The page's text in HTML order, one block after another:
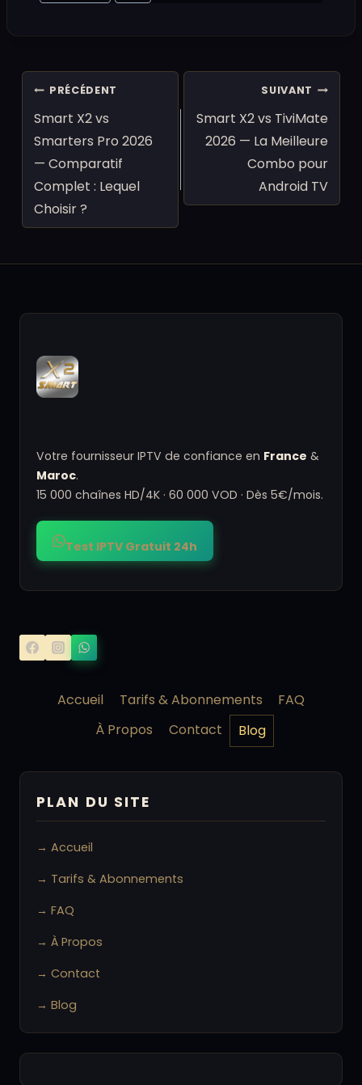
Navigation
l’article
PRÉCÉDENT
Smart X2 vs
Smarters Pro 2026
— Comparatif
Complet : Lequel
Choisir ?
SUIVANT
Smart X2 vs TiviMate
2026 — La Meilleure
Combo pour
Android TV
Votre fournisseur IPTV de confiance en France &
Maroc.
15 000 chaînes HD/4K · 60 000 VOD · Dès 5€/mois.
Test IPTV Gratuit 24h
Accueil Tarifs & Abonnements
FAQ
À Propos
Contact Blog
PLAN DU SITE
→ Accueil
→ Tarifs & Abonnements
→ FAQ
→ À Propos
→ Contact
→ Blog